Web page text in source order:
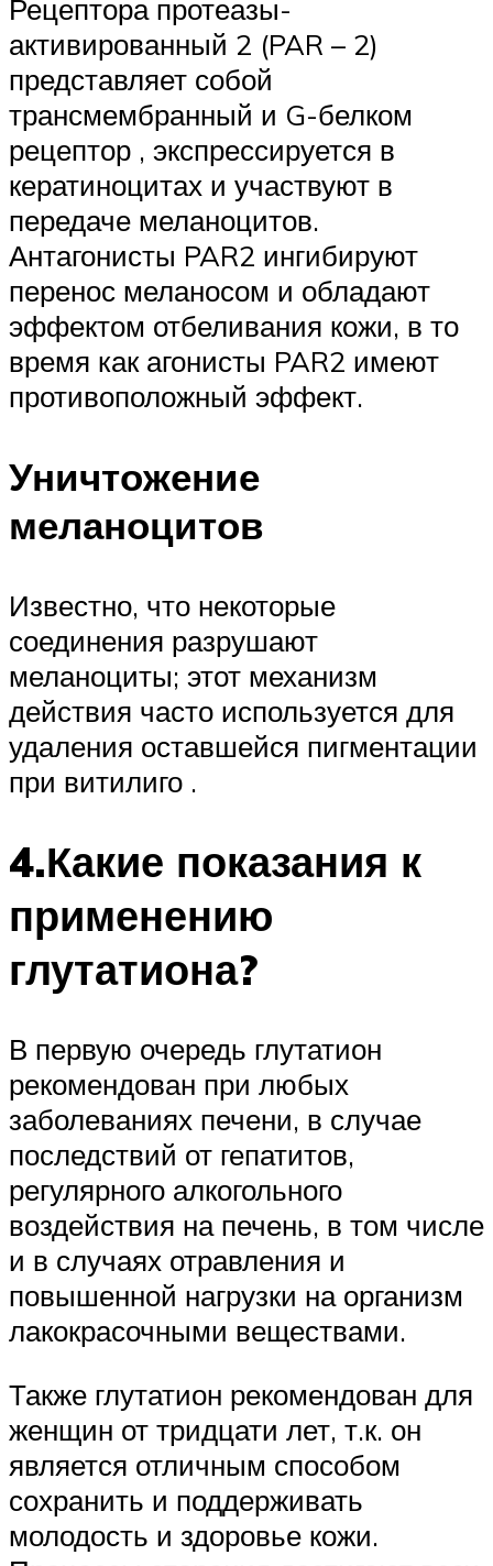
Рецептора протеазы-
активированный 2 (PAR – 2)
представляет собой
трансмембранный и G-белком
рецептор , экспрессируется в
кератиноцитах и участвуют в
передаче меланоцитов.
Антагонисты PAR2 ингибируют
перенос меланосом и обладают
эффектом отбеливания кожи, в то
время как агонисты PAR2 имеют
противоположный эффект.
Уничтожение
меланоцитов
Известно, что некоторые
соединения разрушают
меланоциты; этот механизм
действия часто используется для
удаления оставшейся пигментации
при витилиго .
4.Какие показания к
применению
глутатиона?
В первую очередь глутатион
рекомендован при любых
заболеваниях печени, в случае
последствий от гепатитов,
регулярного алкогольного
воздействия на печень, в том числе
и в случаях отравления и
повышенной нагрузки на организм
лакокрасочными веществами.
Также глутатион рекомендован для
женщин от тридцати лет, т.к. он
является отличным способом
сохранить и поддерживать
молодость и здоровье кожи.